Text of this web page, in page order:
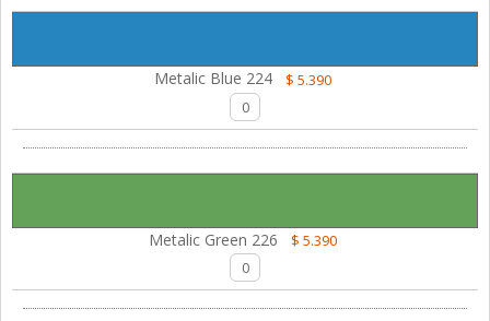
Metalic Blue 224 $ 5.390
Metalic Green 226 $ 5.390